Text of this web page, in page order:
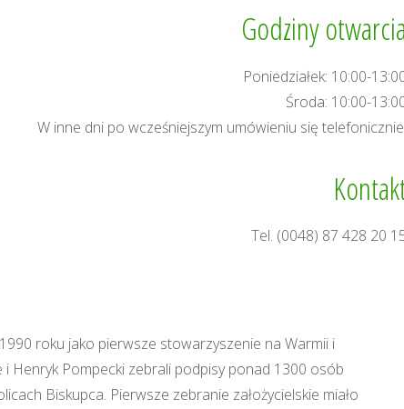
Godziny otwarcia
Poniedziałek: 10:00-
Środa: 10:00-
W inne dni po wcześniejszym umówieniu się
Tel. (0048) 87 428 20
roku jako pierwsze stowarzyszenie na Warmii i
Henryk Pompecki zebrali podpisy ponad 1300 osób
Biskupca. Pierwsze zebranie założycielskie miało